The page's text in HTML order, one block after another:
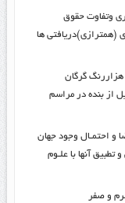
وتفاوت حقوق
(همترازی)دریافتی ها
هزاررنگ گرگان
سومین سال آن۷آذر۹۷ وتجلیل از بنده در مراسم
و احتمـال وجود جهان
آنها با علـوم
و صفر